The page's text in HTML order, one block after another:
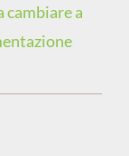
cambiare a